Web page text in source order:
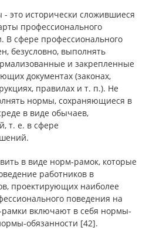
это исторически сложившиеся
профессионального
В сфере профессионального
безусловно, выполнять
и закрепленные
документах (законах,
правилах и т. п.). Не
нормы, сохраняющиеся в
в виде обычаев,
т. е. в сфере
в виде норм-рамок, которые
работников в
проектирующих наиболее
поведения на
включают в себя нормы-
обязанности [42].